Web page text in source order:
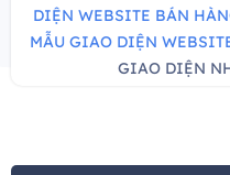
DIỆN WEBSITE BÁN
MẪU GIAO DIỆN
GIAO DIỆN